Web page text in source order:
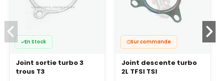
En Stock
Joint sortie turbo 3
trous T3
Sur commande
Joint descente turbo
2L TFSI TSI